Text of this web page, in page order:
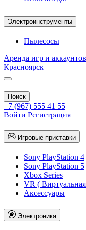
Электроинструменты
Пылесосы
Аренда игр и аккаунтов
Красноярск
+7 (967) 555 41 55
Войти Регистрация
Игровые приставки
Sony PlayStation 4
Sony PlayStation 5
Xbox Series
VR ( Виртуальная
Аксессуары
Электроника